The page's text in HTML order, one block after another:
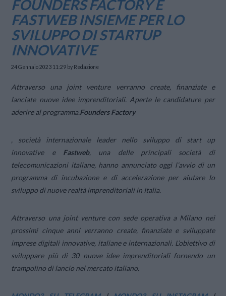
FOUNDERS FACTORY E
FASTWEB INSIEME PER LO
SVILUPPO DI STARTUP
INNOVATIVE
24 Gennaio 2023 11:29 by Redazione
Attraverso una joint venture verranno create, finanziate e
lanciate nuove idee imprenditoriali. Aperte le candidature per
aderire al programma.Founders Factory
, società internazionale leader nello sviluppo di start up
innovative e Fastweb, una delle principali società di
telecomunicazioni italiane, hanno annunciato oggi l’avvio di un
programma di incubazione e di accelerazione per aiutare lo
sviluppo di nuove realtà imprenditoriali in Italia.
Attraverso una joint venture con sede operativa a Milano nei
prossimi cinque anni verranno create, finanziate e sviluppate
imprese digitali innovative, italiane e internazionali. L’obiettivo di
sviluppare più di 30 nuove idee imprenditoriali fornendo un
trampolino di lancio nel mercato italiano.